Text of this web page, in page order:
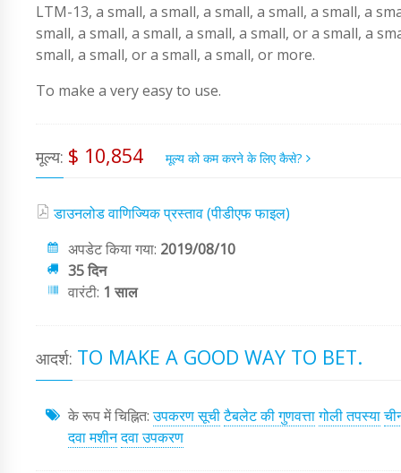
LTM-13, a small, a small, a small, a small, a small, a
small, a small, a small, a small, a small, or a small, a
small, a small, or a small, a small, or more.
To make a very easy to use.
मूल्य: $ 10,854 मूल्य को कम करने के लिए कैसे?
डाउनलोड वाणिज्यिक प्रस्ताव (पीडीएफ फाइल)
अपडेट किया गया: 2019/08/10
35 दिन
वारंटी: 1 साल
आदर्श: TO MAKE A GOOD WAY TO BET.
के रूप में चिह्नित:उपकरण सूचीटैबलेट की गुणवत्तागोली तपस्या
दवा मशीनदवा उपकरण